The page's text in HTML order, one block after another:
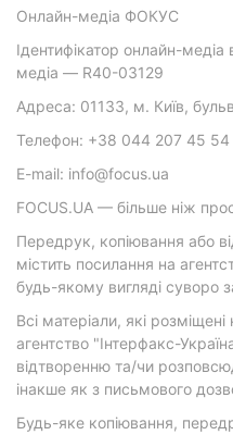
Онлайн-медіа ФОКУС
Ідентифікатор онлайн-медіа
медіа — R40-03129
Адреса: 01133, м. Київ,
Телефон: +38 044 207 45 54
E-mail: info@focus.ua
FOCUS.UA — більше ніж
Передрук, копіювання або
містить посилання на
будь-якому вигляді суворо
Всі матеріали, які
агентство "Інтерфакс-
відтворенню та/чи
інакше як з письмового
Будь-яке копіювання,